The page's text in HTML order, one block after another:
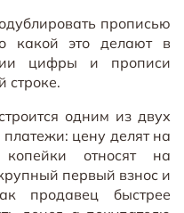
прописью
это делают в
цифры и прописи
строке.
одним из двух
цену делят на
относят на
первый взнос и
продавец быстрее